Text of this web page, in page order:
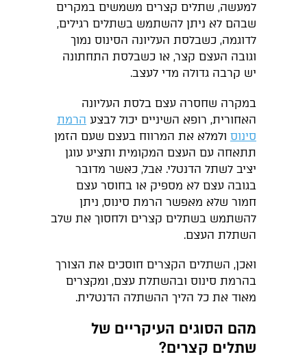
למעשה, שתלים קצרים משמשים במקרים
שבהם לא ניתן להשתמש בשתלים רגילים,
לדוגמה, כשבלסת העליונה הסינוס נמוך
וגובה העצם קצר, או כשבלסת התחתונה
יש קרבה גדולה מדי לעצב.
במקרה שחסרה עצם בלסת העליונה
האחורית, רופא השיניים יכול לבצע הרמת
סינוס ולמלא את המרווח בעצם שעם הזמן
תתאחה עם העצם המקומית ותציע עוגן
יציב לשתל הדנטלי. אבל, כאשר מדובר
בגובה עצם לא מספיק או בחוסר עצם
חמור שלא מאפשר הרמת סינוס, ניתן
להשתמש בשתלים קצרים ולחסוך את שלב
השתלת העצם.
ואכן, השתלים הקצרים חוסכים את הצורך
בהרמת סינוס ובהשתלת עצם, ומקצרים
מאוד את כל הליך ההשתלה הדנטלית.
מהם הסוגים העיקריים של
שתלים קצרים?